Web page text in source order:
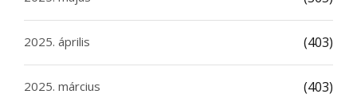
2025. április (403)
2025. március (403)